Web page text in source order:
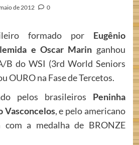
de 2012 0
formado por Eugênio
e Oscar Marin ganhou
B do WSI (3rd World Seniors
OURO na Fase de Tercetos.
pelos brasileiros Peninha
Vasconcelos, e pelo americano
a medalha de BRONZE